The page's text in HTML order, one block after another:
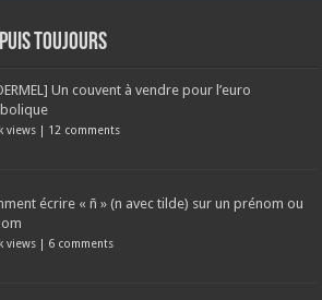
toujours
Un couvent à vendre pour l’euro
views | 12 comments
écrire « ñ » (n avec tilde) sur un prénom ou
views | 6 comments